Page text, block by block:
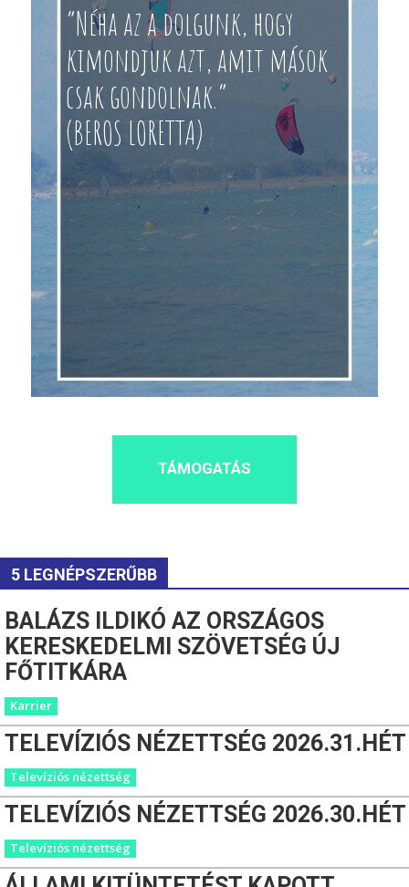
“Néha az a dolgunk, hogy
kimondjuk azt, amit mások
csak gondolnak.”
(BEROS LORETTA)
TÁMOGATÁS
5 LEGNÉPSZERŰBB
BALÁZS ILDIKÓ AZ ORSZÁGOS
KERESKEDELMI SZÖVETSÉG ÚJ
FŐTITKÁRA
Karrier
TELEVÍZIÓS NÉZETTSÉG 2026.31.HÉT
Televíziós nézettség
TELEVÍZIÓS NÉZETTSÉG 2026.30.HÉT
Televíziós nézettség